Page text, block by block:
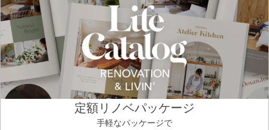
定額リノベパッケージ
手軽なパッケージで